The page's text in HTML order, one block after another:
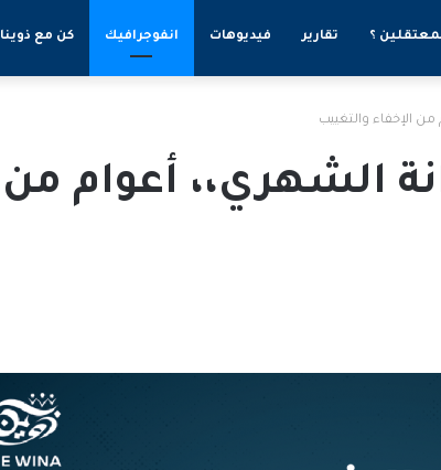
؟ تقارير فيديوهات انفوجرافيك كن مع ذوينا
من الإخفاء والتغييب
الشهري،، أعوام من